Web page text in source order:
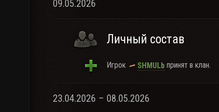
09.05.2026
Личный состав
Игрок SHMULb принят в клан.
23.04.2026 – 08.05.2026